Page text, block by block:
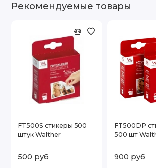
Рекомендуемые товары
FT500S стикеры 500
штук Walther
500 руб
FT500DP
500 шт
900 руб